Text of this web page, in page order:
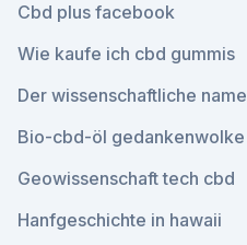
Cbd plus facebook
Wie kaufe ich cbd gummis
Der wissenschaftliche name
Bio-cbd-öl gedankenwolke
Geowissenschaft tech cbd
Hanfgeschichte in hawaii